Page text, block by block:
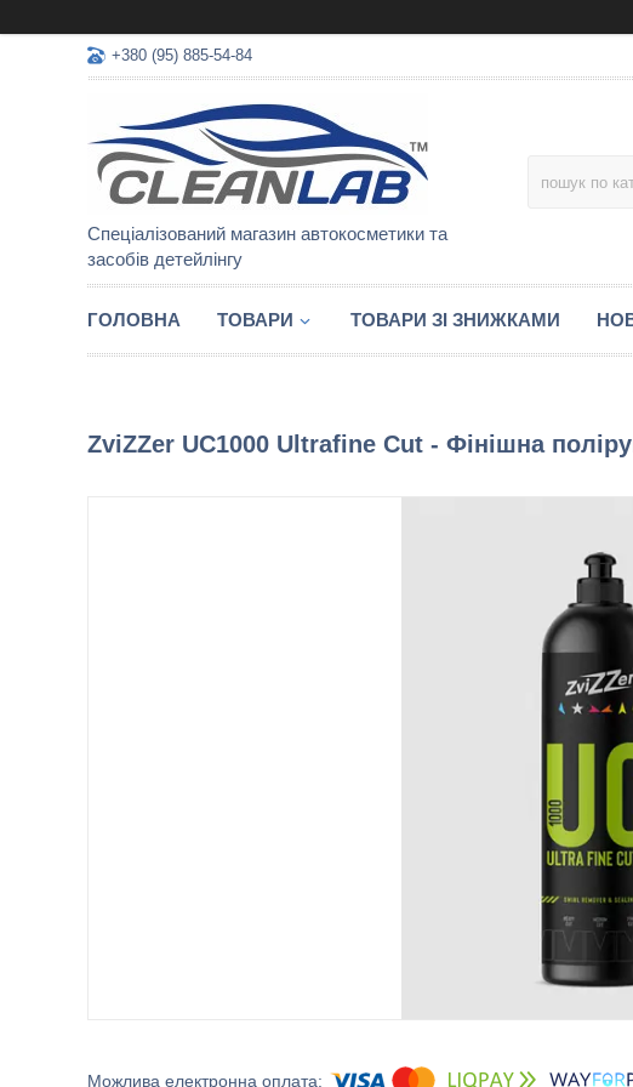
+380 (95) 885-54-84
Спеціалізований магазин автокосметики та
засобів детейлінгу
ГОЛОВНА ТОВАРИ ТОВАРИ ЗІ ЗНИЖКАМИ
ZviZZer UC1000 Ultrafine Cut - Фінішна